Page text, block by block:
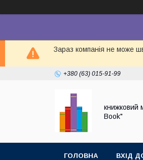
Зараз компанія не може
+380 (63) 015-91-99
книжковий
Book"
ГОЛОВНА ВХІД